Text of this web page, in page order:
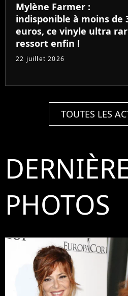
Mylène Farmer :
indisponible à moins de
euros, ce vinyle ultra
ressort enfin !
22 juillet 2026
TOUTES LES
PHOTOS